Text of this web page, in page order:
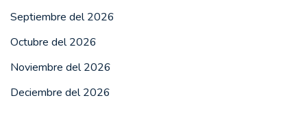
Septiembre del 2026
Octubre del 2026
Noviembre del 2026
Deciembre del 2026